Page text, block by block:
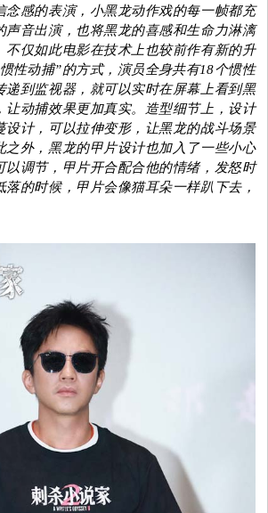
念感的表演，小黑龙动作戏的每一帧都充
声音出演，也将黑龙的喜感和生命力淋漓
不仅如此电影在技术上也较前作有新的升
性动捕”的方式， 演员全身共有18个惯性
递到监视器，就可以实时在屏幕上看到黑
让动捕效果更加真实。 造型细节上，设计
设计，可以拉伸变形，让黑龙的战斗场景
之外，黑龙的甲片设计也加入了一些小心
以调节， 甲片开合配合他的情绪，发怒时
落的时候，甲片会像猫耳朵一样趴下去，